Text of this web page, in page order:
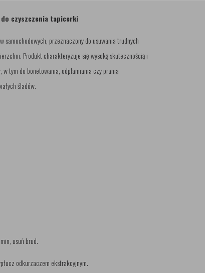
do czyszczenia tapicerki
samochodowych, przeznaczony do usuwania trudnych
Produkt charakteryzuje się wysoką skutecznością i
w tym do bonetowania, odplamiania czy prania
śladów.
usuń brud.
odkurzaczem ekstrakcyjnym.